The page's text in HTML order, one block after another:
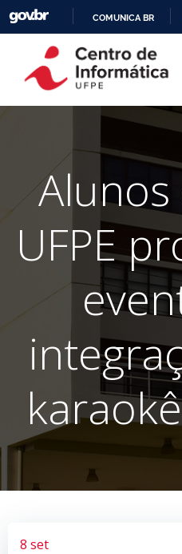
COMUNICA BR
UFPE
8 set